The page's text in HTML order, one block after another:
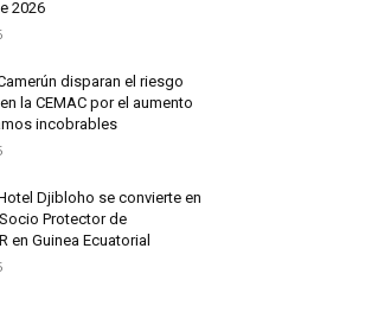
2026
disparan el riesgo
la CEMAC por el aumento
incobrables
Djibloho se convierte en
Protector de
en Guinea Ecuatorial